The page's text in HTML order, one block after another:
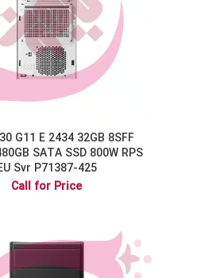
G11 E 2434 32GB 8SFF
SATA SSD 800W RPS
Svr P71387-425
Call for Price